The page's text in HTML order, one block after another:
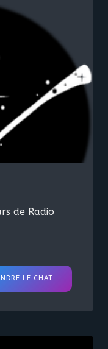
de Radio
LE CHAT